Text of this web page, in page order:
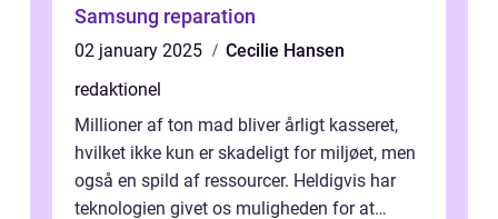
Samsung reparation
02 january 2025
Cecilie Hansen
redaktionel
Millioner af ton mad bliver årligt kasseret,
hvilket ikke kun er skadeligt for miljøet, men
også en spild af ressourcer. Heldigvis har
teknologien givet os muligheden for at